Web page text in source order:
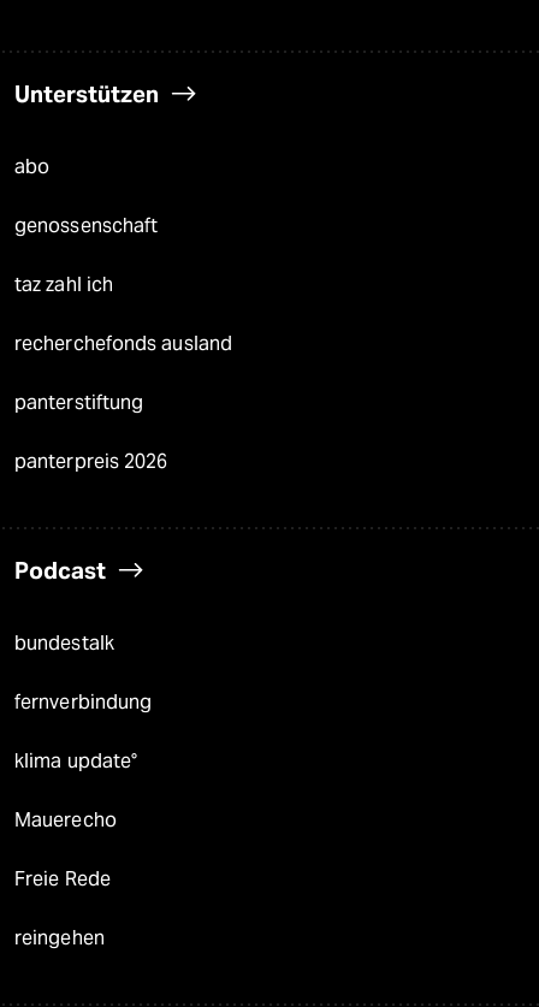
Unterstützen
abo
genossenschaft
taz zahl ich
recherchefonds ausland
panterstiftung
panterpreis 2026
Podcast
bundestalk
fernverbindung
klima update°
Mauerecho
Freie Rede
reingehen